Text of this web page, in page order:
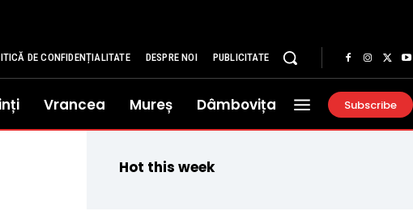
DE CONFIDENȚIALITATE DESPRE NOI PUBLICITATE
Vrancea Mureș Dâmbovița Subscribe
Hot this week